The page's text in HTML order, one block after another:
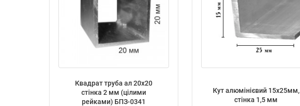
Квадрат труба ал 20х20
стінка 2 мм (цілими
рейками) БПЗ-0341
Кут алюмінієвий 15х25мм,
стінка 1,5 мм